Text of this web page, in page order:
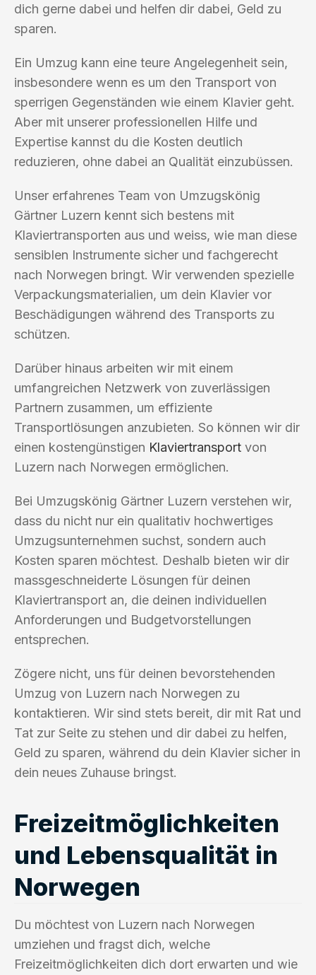
dich gerne dabei und helfen dir dabei, Geld zu
sparen.
Ein Umzug kann eine teure Angelegenheit sein,
insbesondere wenn es um den Transport von
sperrigen Gegenständen wie einem Klavier geht.
Aber mit unserer professionellen Hilfe und
Expertise kannst du die Kosten deutlich
reduzieren, ohne dabei an Qualität einzubüssen.
Unser erfahrenes Team von Umzugskönig
Gärtner Luzern kennt sich bestens mit
Klaviertransporten aus und weiss, wie man diese
sensiblen Instrumente sicher und fachgerecht
nach Norwegen bringt. Wir verwenden spezielle
Verpackungsmaterialien, um dein Klavier vor
Beschädigungen während des Transports zu
schützen.
Darüber hinaus arbeiten wir mit einem
umfangreichen Netzwerk von zuverlässigen
Partnern zusammen, um effiziente
Transportlösungen anzubieten. So können wir dir
einen kostengünstigen Klaviertransport von
Luzern nach Norwegen ermöglichen.
Bei Umzugskönig Gärtner Luzern verstehen wir,
dass du nicht nur ein qualitativ hochwertiges
Umzugsunternehmen suchst, sondern auch
Kosten sparen möchtest. Deshalb bieten wir dir
massgeschneiderte Lösungen für deinen
Klaviertransport an, die deinen individuellen
Anforderungen und Budgetvorstellungen
entsprechen.
Zögere nicht, uns für deinen bevorstehenden
Umzug von Luzern nach Norwegen zu
kontaktieren. Wir sind stets bereit, dir mit Rat und
Tat zur Seite zu stehen und dir dabei zu helfen,
Geld zu sparen, während du dein Klavier sicher in
dein neues Zuhause bringst.
Freizeitmöglichkeiten
und Lebensqualität in
Norwegen
Du möchtest von Luzern nach Norwegen
umziehen und fragst dich, welche
Freizeitmöglichkeiten dich dort erwarten und wie